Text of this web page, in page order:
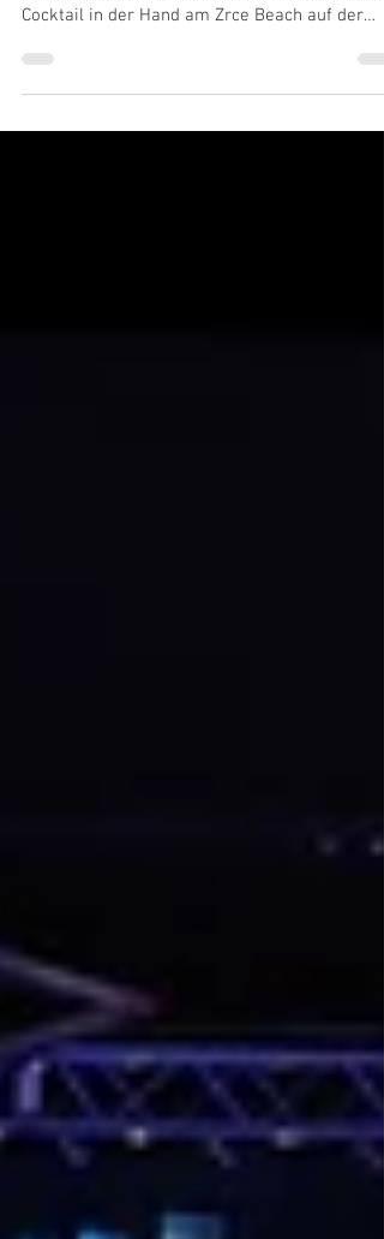
Letzte Woche traf sich das österreichische
Cocktail in der Hand am Zrce Beach auf der
Insel...